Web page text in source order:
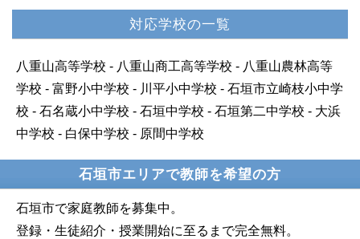
対応学校の一覧
八重山高等学校 - 八重山商工高等学校 - 八重山農林高等
学校 - 富野小中学校 - 川平小中学校 - 石垣市立崎枝小中学
校 - 石名蔵小中学校 - 石垣中学校 - 石垣第二中学校 - 大浜
中学校 - 白保中学校 - 原間中学校
石垣市エリアで教師を希望の方
石垣市で家庭教師を募集中。
登録・生徒紹介・授業開始に至るまで完全無料。